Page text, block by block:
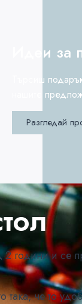
Идеи за
Търсиш
нашите
Разгледай
2 години и
така, че то